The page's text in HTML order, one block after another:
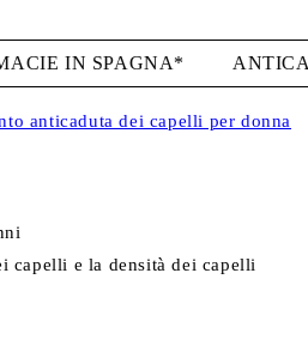
IN SPAGNA*
capelli e la densità dei capelli